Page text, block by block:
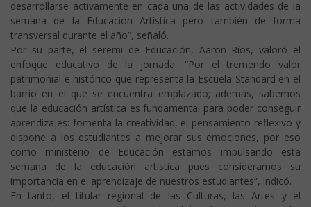
desarrollarse activamente en cada una de las actividades de la
semana de la Educación Artística pero también de forma
transversal durante el año”, señaló.
Por su parte, el seremi de Educación, Aaron Ríos, valoró el
enfoque educativo de la jornada. “Por el tremendo valor
patrimonial e histórico que representa la Escuela Standard en el
barrio en el que se encuentra emplazado; además, sabemos
que la educación artística es fundamental para poder conseguir
aprendizajes: fomenta la creatividad, el pensamiento reflexivo y
dispone a los estudiantes a mejorar sus emociones, por eso
como ministerio de Educación estamos impulsando esta
semana de la educación artística pues consideramos su
importancia en el aprendizaje de nuestros estudiantes”, indicó.
En tanto, el titular regional de las Culturas, las Artes y el